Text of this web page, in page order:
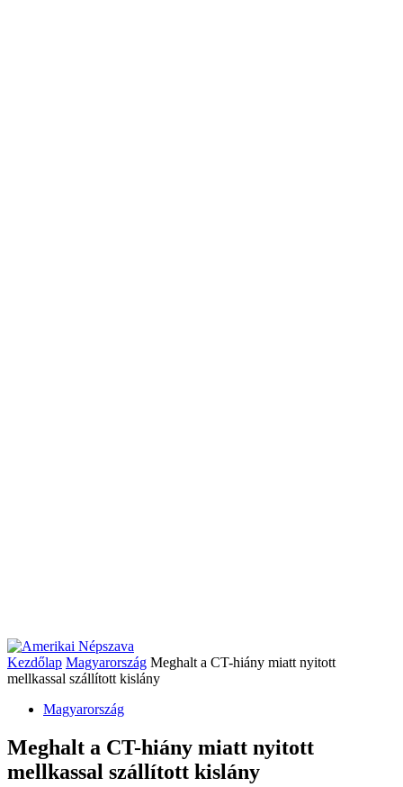
Kezdőlap Magyarország Meghalt a CT-hiány miatt nyitott
mellkassal szállított kislány
Magyarország
Meghalt a CT-hiány miatt nyitott
mellkassal szállított kislány